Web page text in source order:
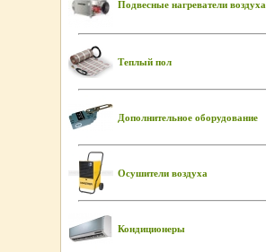
Подвесные нагреватели воздуха
Теплый пол
Дополнительное оборудование
Осушители воздуха
Кондиционеры